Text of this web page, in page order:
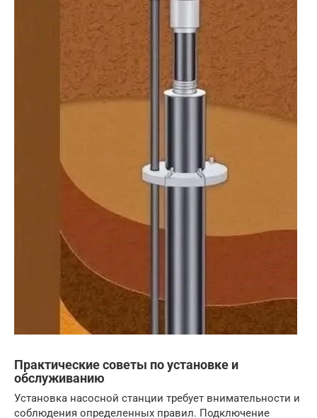
Практические советы по установке и
обслуживанию
Установка насосной станции требует внимательности и
соблюдения определенных правил. Подключение